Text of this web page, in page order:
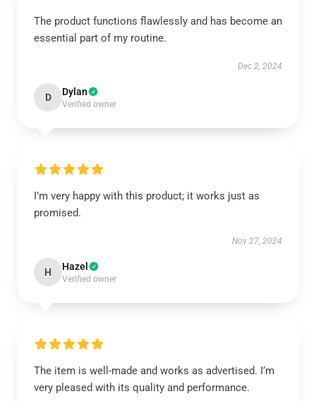
The product functions flawlessly and has become an
essential part of my routine.
Dec 2, 2024
D Dylan
Verified owner
I’m very happy with this product; it works just as
promised.
Nov 27, 2024
H Hazel
Verified owner
The item is well-made and works as advertised. I’m
very pleased with its quality and performance.